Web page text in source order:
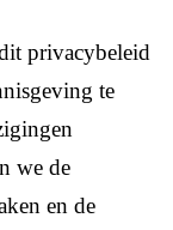
privacybeleid
te
we de
en de